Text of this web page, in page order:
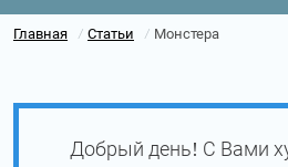
Главная / Статьи / Монстера
Добрый день! С Вами